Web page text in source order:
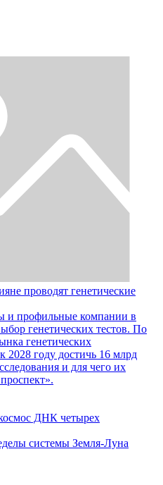
проводят генетические
и профильные компании в
генетических тестов. По
генетических
2028 году достичь 16 млрд
и для чего их
ДНК четырех
системы Земля-Луна